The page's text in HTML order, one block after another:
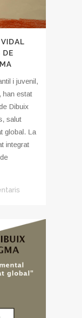
DE
i juvenil,
han estat
Dibuix
salut
global. La
integrat